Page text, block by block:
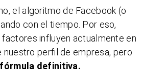
el algoritmo de Facebook (o
con el tiempo. Por eso,
influyen actualmente en
nuestro perfil de empresa, pero
definitiva.